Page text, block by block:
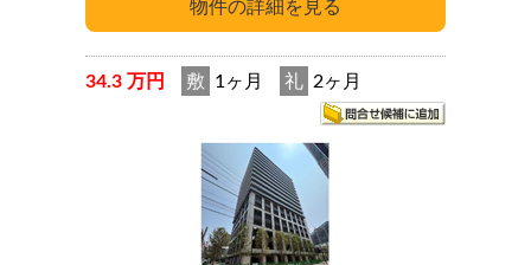
34.3 万円 敷 1ヶ月 礼 2ヶ月